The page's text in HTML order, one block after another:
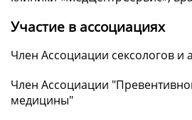
Участие в ассоциациях
Член Ассоциации сексологов и
Член Ассоциации
медицины"